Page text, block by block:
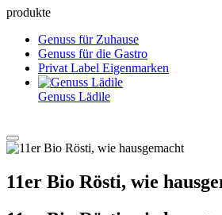
produkte
Genuss für Zuhause
Genuss für die Gastro
Privat Label Eigenmarken
Genuss Lädile
11er Bio Rösti, wie